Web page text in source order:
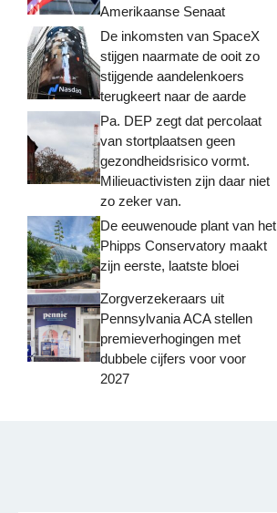
Amerikaanse Senaat
De inkomsten van SpaceX
stijgen naarmate de ooit zo
stijgende aandelenkoers
terugkeert naar de aarde
Pa. DEP zegt dat percolaat
van stortplaatsen geen
gezondheidsrisico vormt.
Milieuactivisten zijn daar niet
zo zeker van.
De eeuwenoude plant van het
Phipps Conservatory maakt
zijn eerste, laatste bloei
Zorgverzekeraars uit
Pennsylvania ACA stellen
premieverhogingen met
dubbele cijfers voor voor
2027